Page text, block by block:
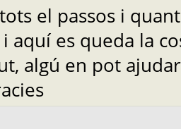
el passos i
aquí es queda la
algú en pot